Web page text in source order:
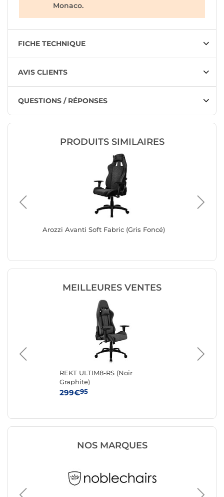
Monaco.
FICHE TECHNIQUE
AVIS CLIENTS
QUESTIONS / RÉPONSES
PRODUITS SIMILAIRES
Arozzi Avanti Soft Fabric (Gris Foncé)
MEILLEURES VENTES
REKT ULTIM8-RS (Noir
Graphite)
299€95
NOS MARQUES